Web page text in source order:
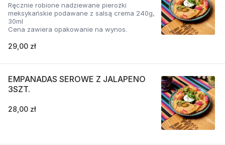
Ręcznie robione nadziewane pierożki
meksykańskie podawane z salsą crema 240g,
30ml
Cena zawiera opakowanie na wynos.
29,00 zł
EMPANADAS SEROWE Z JALAPENO
3SZT.
28,00 zł